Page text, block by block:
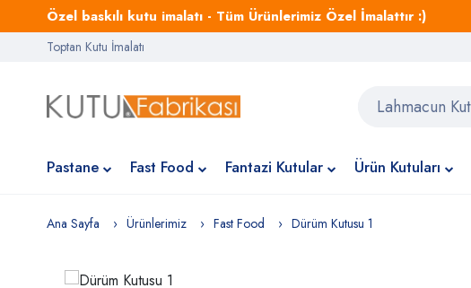
Özel baskılı kutu imalatı - Tüm Ürünlerimiz Özel İmalattır :)
Toptan Kutu İmalatı
Pastane Fast Food Fantazi Kutular Ürün Kutuları
Ana Sayfa Ürünlerimiz Fast Food Dürüm Kutusu 1